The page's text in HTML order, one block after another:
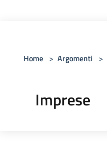
Home > Argomenti >
Imprese